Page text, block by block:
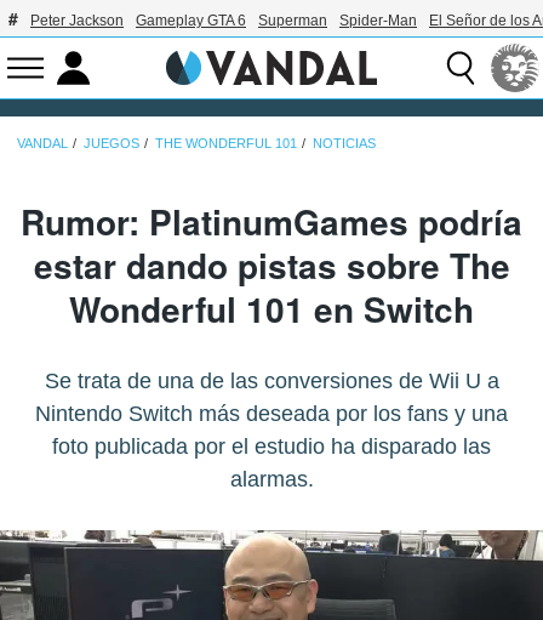
Peter Jackson Gameplay GTA 6 Superman Spider-Man El Señor de los
VANDAL JUEGOS THE WONDERFUL 101 NOTICIAS
Rumor: PlatinumGames podría
estar dando pistas sobre The
Wonderful 101 en Switch
Se trata de una de las conversiones de Wii U a
Nintendo Switch más deseada por los fans y una
foto publicada por el estudio ha disparado las
alarmas.